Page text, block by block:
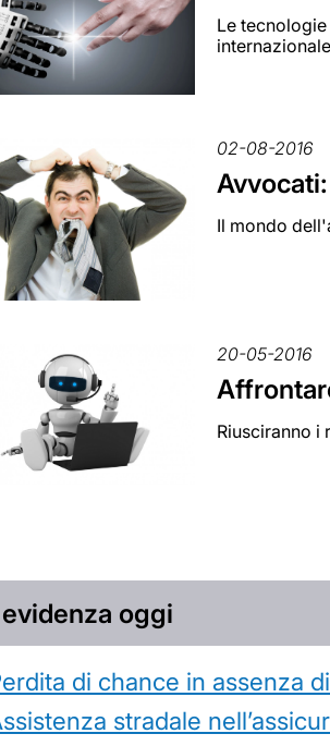
Le
02-08-2016
Il mondo
20-05-2016
Riusciranno i
oggi
di chance in assenza
stradale